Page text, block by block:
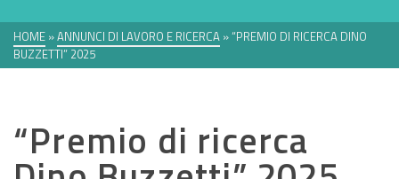
HOME »ANNUNCI DI LAVORO E RICERCA »“PREMIO DI RICERCA DINO
BUZZETTI” 2025
“Premio di ricerca